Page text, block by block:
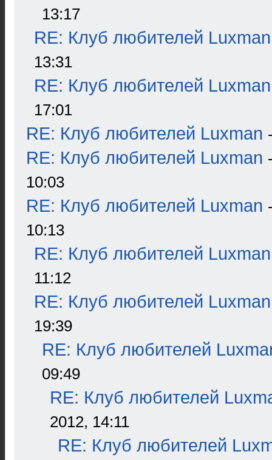
13:17
RE: Клуб любителей Luxman
13:31
RE: Клуб любителей Luxman
17:01
RE: Клуб любителей Luxman
RE: Клуб любителей Luxman
10:03
RE: Клуб любителей Luxman
10:13
RE: Клуб любителей Luxman
11:12
RE: Клуб любителей Luxman
19:39
RE: Клуб любителей
09:49
RE: Клуб любителей
2012, 14:11
RE: Клуб любителей